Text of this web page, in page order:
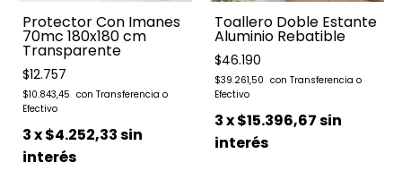
Protector Con Imanes
70mc 180x180 cm
Transparente
$12.757
$10.843,45
3x$4.252,33sin
interés
Toallero Doble Estante
Aluminio Rebatible
$46.190
$39.261,50
3x$15.396,67sin
interés